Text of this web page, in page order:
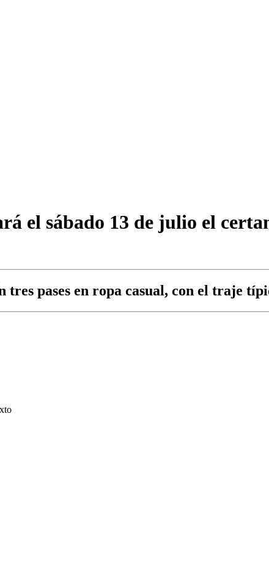
el sábado 13 de julio el
pases en ropa casual, con el traje